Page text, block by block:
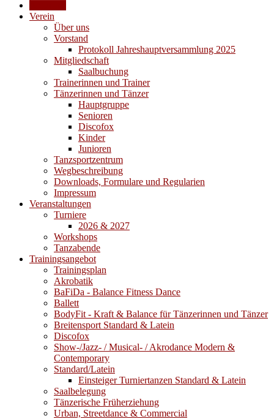
Verein
Über uns
Vorstand
Protokoll Jahreshauptversammlung 2025
Mitgliedschaft
Saalbuchung
Trainerinnen und Trainer
Tänzerinnen und Tänzer
Hauptgruppe
Senioren
Discofox
Kinder
Junioren
Tanzsportzentrum
Wegbeschreibung
Downloads, Formulare und Regularien
Impressum
Veranstaltungen
Turniere
2026 & 2027
Workshops
Tanzabende
Trainingsangebot
Trainingsplan
Akrobatik
BaFiDa - Balance Fitness Dance
Ballett
BodyFit - Kraft & Balance für Tänzerinnen und Tänzer
Breitensport Standard & Latein
Discofox
Show-/Jazz- / Musical- / Akrodance Modern &
Contemporary
Standard/Latein
Einsteiger Turniertanzen Standard & Latein
Saalbelegung
Tänzerische Früherziehung
Urban, Streetdance & Commercial